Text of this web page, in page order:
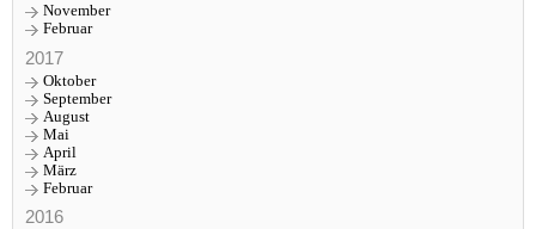
November
Februar
2017
Oktober
September
August
Mai
April
März
Februar
2016